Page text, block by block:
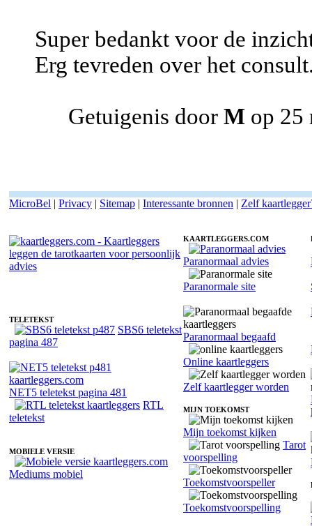
Super bedankt voor de
Erg tevreden over het
Getuigenis door M op 25
MicroBel | Privacy | Sitemap | Interessante bronnen | Zelf
TELETEKST
SBS6 teletekst
pagina 487
NET5 teletekst pagina 481
RTL
teletekst
MOBIELE VERSIE
Mediums mobiel
KAARTLEGGERS.COM
Paranormaal advies
Paranormale site
Paranormaal begaafd
Online kaartleggers
Zelf kaartlegger worden
MIJN TOEKOMST
Mijn toekomst kijken
Tarot
voorspelling
Toekomstvoorspeller
Toekomstvoorspelling